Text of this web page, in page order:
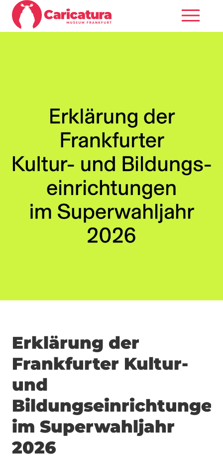
Erklärung der
Frankfurter Kultur-
und
im Superwahljahr
2026